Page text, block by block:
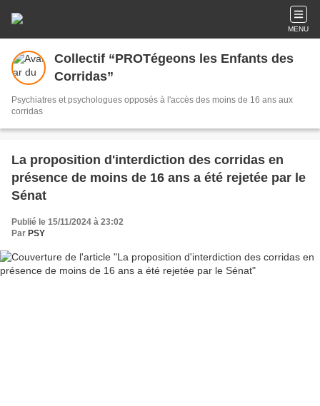
MENU
Collectif “PROTégeons les Enfants des
Corridas”
Psychiatres et psychologues opposés à l'accès des moins de 16 ans aux
corridas
La proposition d'interdiction des corridas en
présence de moins de 16 ans a été rejetée par le
Sénat
Publié le 15/11/2024 à 23:02
Par PSY